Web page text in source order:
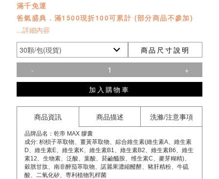
滿千免運
爸氣盛典．滿1500現折100可累計 (部分商品不參加)
...詳細內容
商品尺寸說明
-
+
加入購物車
商品資訊 商品描述 洗滌/注意事項
品牌品名：乾帝 MAX 膠囊
成分: 枳梖子萃取物、薑黃萃取物、綜合維生素(維生素A、維生素
D、維生素E、維生素K、維生素B1、維生素B2、維生素B6、維生
素12、生物素、泛酸、葉酸、菸鹼醯胺、维生素C、麥芽糊精)、
穀胱甘肽、南非醉茄萃取物、諾麗果濃縮醱酵、豬肝精粉、牛硫
酸、二氧化矽、専利植物乳桿菌